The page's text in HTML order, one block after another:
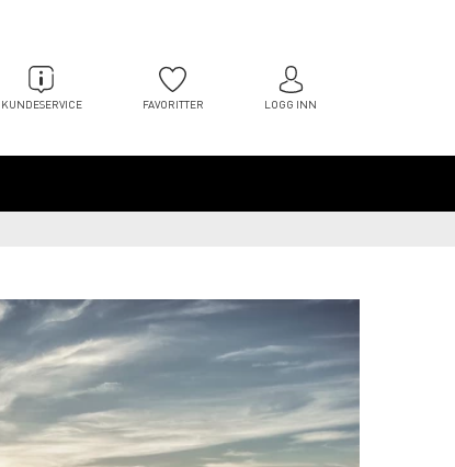
KUNDESERVICE FAVORITTER LOGG INN